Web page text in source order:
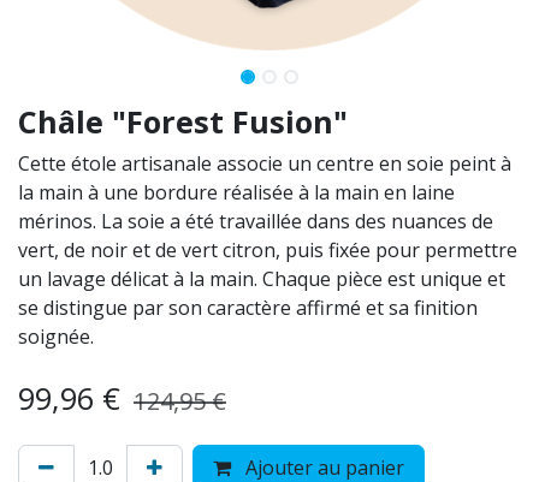
Châle "Forest Fusion"
Cette étole artisanale associe un centre en soie peint à
la main à une bordure réalisée à la main en laine
mérinos. La soie a été travaillée dans des nuances de
vert, de noir et de vert citron, puis fixée pour permettre
un lavage délicat à la main. Chaque pièce est unique et
se distingue par son caractère affirmé et sa finition
soignée.
99,96 € 124,95€
Ajouter au panier